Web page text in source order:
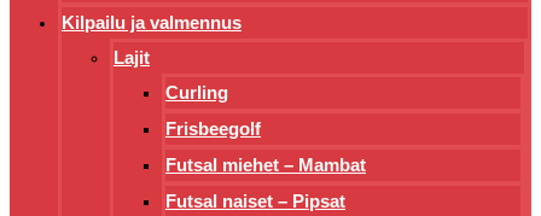
Kilpailu ja valmennus
Lajit
Curling
Frisbeegolf
Futsal miehet – Mambat
Futsal naiset – Pipsat